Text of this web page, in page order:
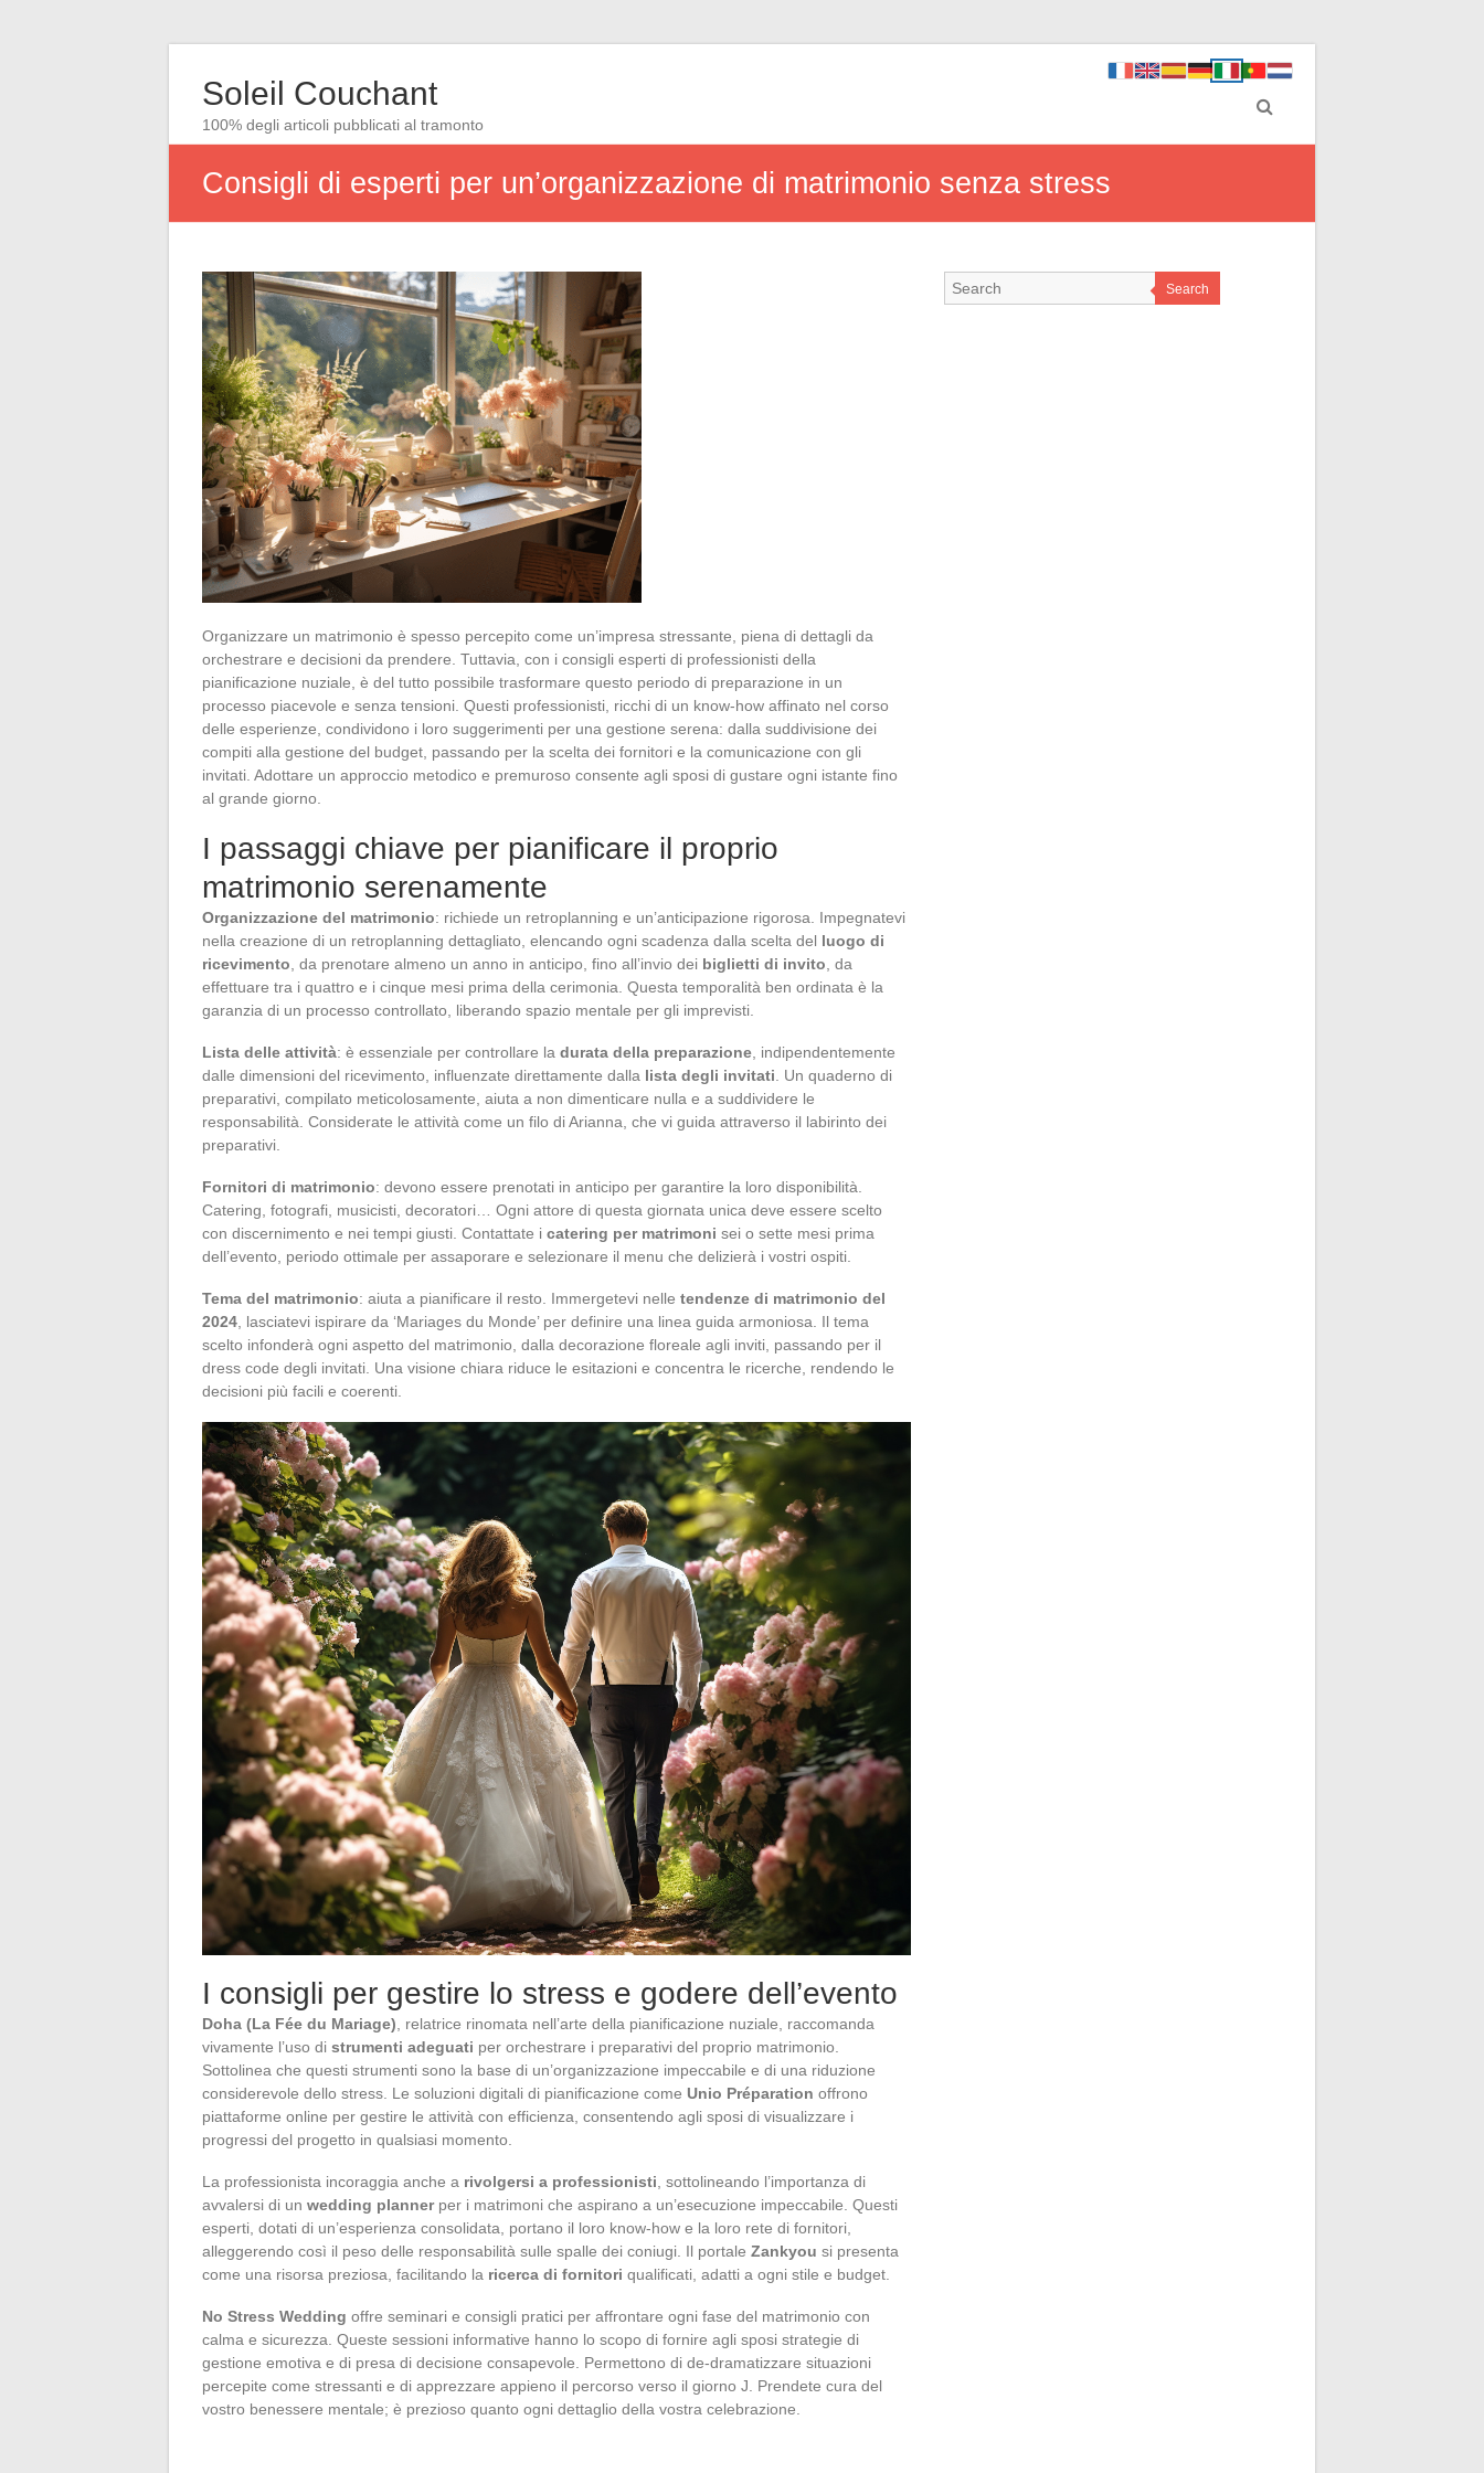
Soleil Couchant
100% degli articoli pubblicati al tramonto
Consigli di esperti per un’organizzazione di matrimonio senza stress
Organizzare un matrimonio è spesso percepito come un’impresa stressante, piena di dettagli da
orchestrare e decisioni da prendere. Tuttavia, con i consigli esperti di professionisti della
pianificazione nuziale, è del tutto possibile trasformare questo periodo di preparazione in un
processo piacevole e senza tensioni. Questi professionisti, ricchi di un know-how affinato nel corso
delle esperienze, condividono i loro suggerimenti per una gestione serena: dalla suddivisione dei
compiti alla gestione del budget, passando per la scelta dei fornitori e la comunicazione con gli
invitati. Adottare un approccio metodico e premuroso consente agli sposi di gustare ogni istante fino
al grande giorno.
I passaggi chiave per pianificare il proprio
matrimonio serenamente
Organizzazione del matrimonio: richiede un retroplanning e un’anticipazione rigorosa. Impegnatevi
nella creazione di un retroplanning dettagliato, elencando ogni scadenza dalla scelta del luogo di
ricevimento , da prenotare almeno un anno in anticipo, fino all’invio dei biglietti di invito , da
effettuare tra i quattro e i cinque mesi prima della cerimonia. Questa temporalità ben ordinata è la
garanzia di un processo controllato, liberando spazio mentale per gli imprevisti.
Lista delle attività: è essenziale per controllare la durata della preparazione , indipendentemente
dalle dimensioni del ricevimento, influenzate direttamente dalla lista degli invitati . Un quaderno di
preparativi, compilato meticolosamente, aiuta a non dimenticare nulla e a suddividere le
responsabilità. Considerate le attività come un filo di Arianna, che vi guida attraverso il labirinto dei
preparativi.
Fornitori di matrimonio: devono essere prenotati in anticipo per garantire la loro disponibilità.
Catering, fotografi, musicisti, decoratori… Ogni attore di questa giornata unica deve essere scelto
con discernimento e nei tempi giusti. Contattate i catering per matrimoni sei o sette mesi prima
dell’evento, periodo ottimale per assaporare e selezionare il menu che delizierà i vostri ospiti.
Tema del matrimonio: aiuta a pianificare il resto. Immergetevi nelle tendenze di matrimonio del
2024 , lasciatevi ispirare da ‘Mariages du Monde’ per definire una linea guida armoniosa. Il tema
scelto infonderà ogni aspetto del matrimonio, dalla decorazione floreale agli inviti, passando per il
dress code degli invitati. Una visione chiara riduce le esitazioni e concentra le ricerche, rendendo le
decisioni più facili e coerenti.
I consigli per gestire lo stress e godere dell’evento
Doha (La Fée du Mariage) , relatrice rinomata nell’arte della pianificazione nuziale, raccomanda
vivamente l’uso di strumenti adeguati per orchestrare i preparativi del proprio matrimonio.
Sottolinea che questi strumenti sono la base di un’organizzazione impeccabile e di una riduzione
considerevole dello stress. Le soluzioni digitali di pianificazione come Unio Préparation offrono
piattaforme online per gestire le attività con efficienza, consentendo agli sposi di visualizzare i
progressi del progetto in qualsiasi momento.
La professionista incoraggia anche a rivolgersi a professionisti , sottolineando l’importanza di
avvalersi di un wedding plannerper i matrimoni che aspirano a un’esecuzione impeccabile. Questi
esperti, dotati di un’esperienza consolidata, portano il loro know-how e la loro rete di fornitori,
alleggerendo così il peso delle responsabilità sulle spalle dei coniugi. Il portale Zankyou si presenta
come una risorsa preziosa, facilitando la ricerca di fornitori qualificati, adatti a ogni stile e budget.
No Stress Wedding offre seminari e consigli pratici per affrontare ogni fase del matrimonio con
calma e sicurezza. Queste sessioni informative hanno lo scopo di fornire agli sposi strategie di
gestione emotiva e di presa di decisione consapevole. Permettono di de-dramatizzare situazioni
percepite come stressanti e di apprezzare appieno il percorso verso il giorno J. Prendete cura del
vostro benessere mentale; è prezioso quanto ogni dettaglio della vostra celebrazione.
Search